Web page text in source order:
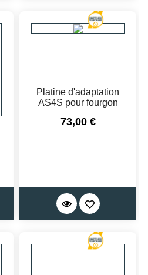
Platine d'adaptation
AS4S pour fourgon
Prix
73,00 €